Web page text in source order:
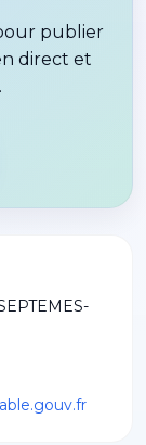
publier
direct et